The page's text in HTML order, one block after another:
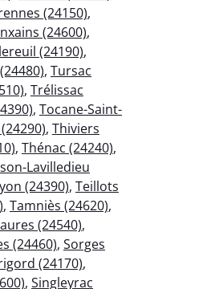
(24150),
(24600),
(24190),
, Tursac
, Trélissac
, Tocane-Saint-
, Thiviers
, Thénac (24240),
Lavilledieu
(24390), Teillots
, Tamniès (24620),
(24540),
(24460), Sorges
(24170),
, Singleyrac